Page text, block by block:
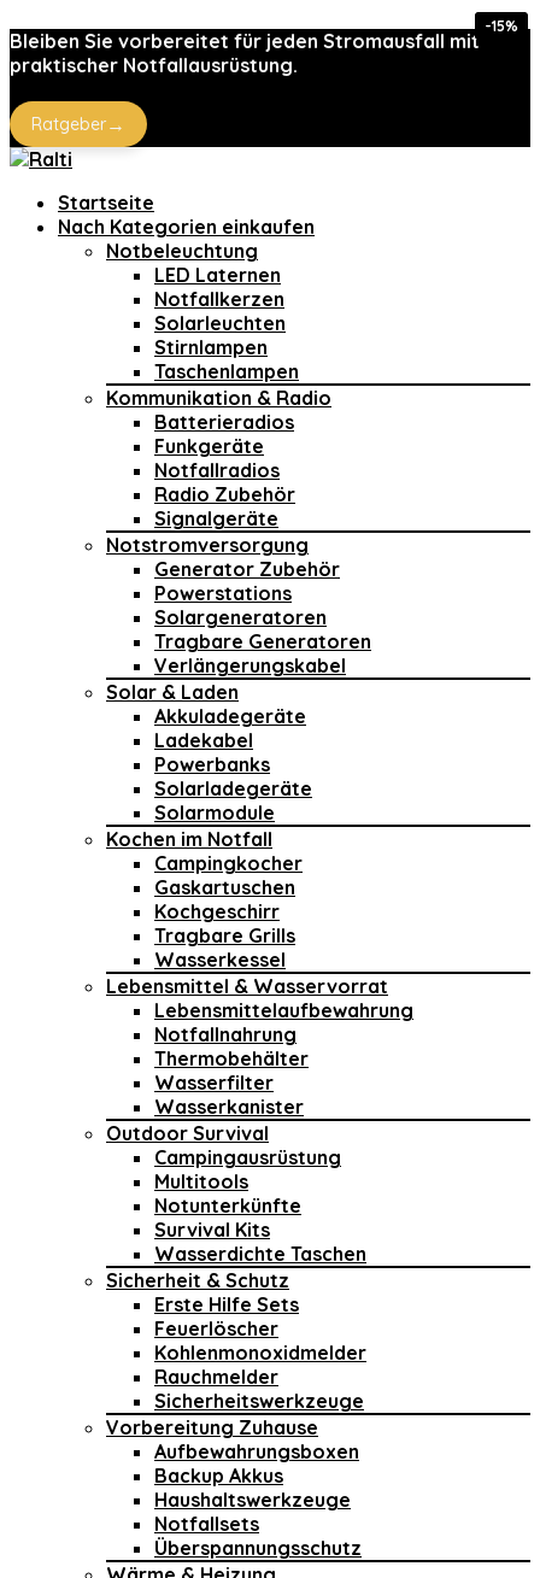
Bleiben Sie vorbereitet für jeden Stromausfall mit
praktischer Notfallausrüstung.
Ratgeber→
Startseite
Nach Kategorien einkaufen
Notbeleuchtung
LED Laternen
Notfallkerzen
Solarleuchten
Stirnlampen
Taschenlampen
Kommunikation & Radio
Batterieradios
Funkgeräte
Notfallradios
Radio Zubehör
Signalgeräte
Notstromversorgung
Generator Zubehör
Powerstations
Solargeneratoren
Tragbare Generatoren
Verlängerungskabel
Solar & Laden
Akkuladegeräte
Ladekabel
Powerbanks
Solarladegeräte
Solarmodule
Kochen im Notfall
Campingkocher
Gaskartuschen
Kochgeschirr
Tragbare Grills
Wasserkessel
Lebensmittel & Wasservorrat
Lebensmittelaufbewahrung
Notfallnahrung
Thermobehälter
Wasserfilter
Wasserkanister
Outdoor Survival
Campingausrüstung
Multitools
Notunterkünfte
Survival Kits
Wasserdichte Taschen
Sicherheit & Schutz
Erste Hilfe Sets
Feuerlöscher
Kohlenmonoxidmelder
Rauchmelder
Sicherheitswerkzeuge
Vorbereitung Zuhause
Aufbewahrungsboxen
Backup Akkus
Haushaltswerkzeuge
Notfallsets
Überspannungsschutz
-16%
-15%
-15%